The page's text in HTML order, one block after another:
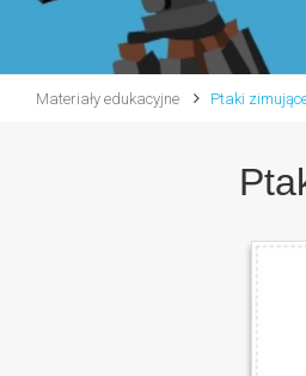
Materiały edukacyjne Ptaki